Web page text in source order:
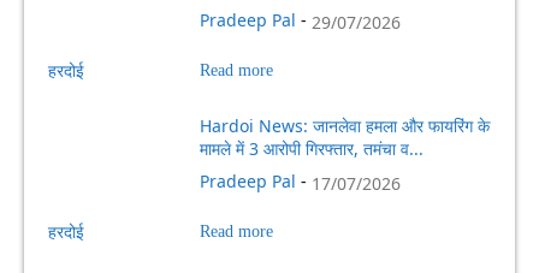
हरदोई
Pradeep Pal - 29/07/2026
Read more
हरदोई
Hardoi News: जानलेवा हमला और फायरिंग के
मामले में 3 आरोपी गिरफ्तार, तमंचा व...
Pradeep Pal - 17/07/2026
Read more